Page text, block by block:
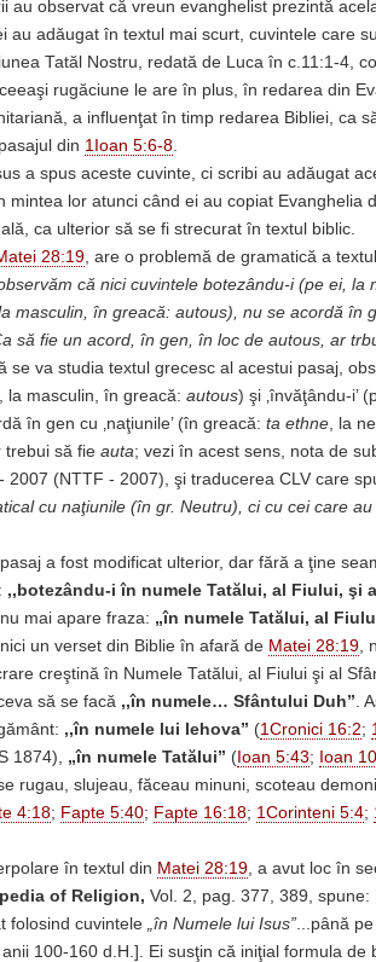
au observat că vreun evanghelist prezintă
au adăugat în textul mai scurt, cuvintele care
Tatăl Nostru, redată de Luca în c.11:1-4,
rugăciune le are în plus, în redarea din
a influenţat în timp redarea Bibliei, ca
din 1Ioan 5:6-8.
a spus aceste cuvinte, ci scribi au adăugat
mintea lor atunci când ei au copiat Evanghelia
ca ulterior să se fi strecurat în textul biblic.
28:19, are o problemă de gramatică a
că nici cuvintele botezându-i (pe ei, la
masculin, în greacă: autous), nu se acordă în
să fie un acord, în gen, în loc de autous, ar
se va studia textul grecesc al acestui pasaj,
la masculin, în greacă: autous) şi ‚învăţându-i’
în gen cu ‚naţiunile’ (în greacă: ta ethne, la
trebui să fie auta; vezi în acest sens, nota de
2007 (NTTF - 2007), şi traducerea CLV care
cu naţiunile (în gr. Neutru), ci cu cei care
a fost modificat ulterior, dar fără a ţine
,,botezându-i în numele Tatălui, al Fiului, şi
mai apare fraza: „în numele Tatălui, al
un verset din Biblie în afară de Matei 28:19,
creştină în Numele Tatălui, al Fiului şi al
să se facă ,,în numele… Sfântului Duh”.
,,în numele lui Iehova” (1Cronici 16:2;
1874), „în numele Tatălui” ( Ioan 5:43; Ioan
rugau, slujeau, făceau minuni, scoteau
4:18; Fapte 5:40; Fapte 16:18; 1Corinteni 5:4;
în textul din Matei 28:19, a avut loc în
of Religion, Vol. 2, pag. 377, 389,
folosind cuvintele „în Numele lui Isus”...până
100-160 d.H.]. Ei susţin că iniţial formula de